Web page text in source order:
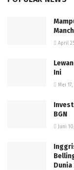
April
Ini
Mei
BGN
Juni
Dunia